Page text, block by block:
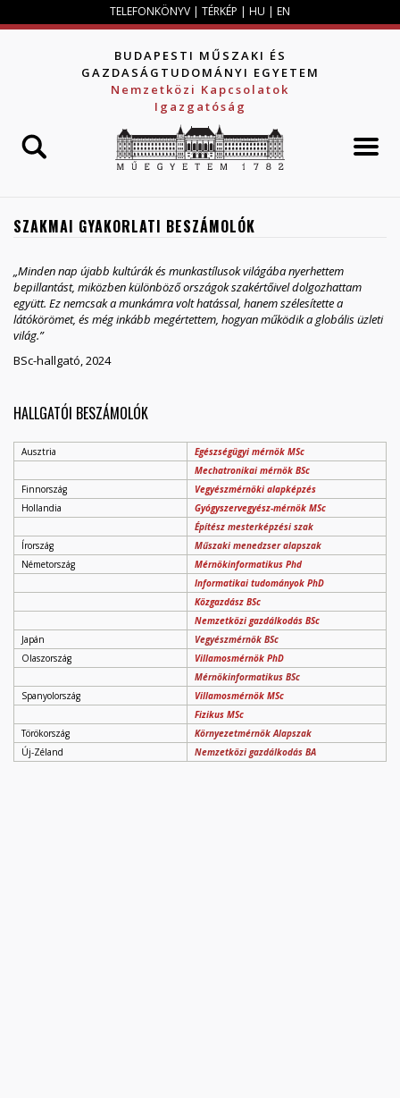
Jump to navigation
TELEFONKÖNYV | TÉRKÉP | HU | EN
BUDAPESTI MŰSZAKI ÉS
GAZDASÁGTUDOMÁNYI EGYETEM
Nemzetközi Kapcsolatok
Igazgatóság
SZAKMAI GYAKORLATI BESZÁMOLÓK
„Minden nap újabb kultúrák és munkastílusok világába nyerhettem
bepillantást, miközben különböző országok szakértőivel dolgozhattam
együtt. Ez nemcsak a munkámra volt hatással, hanem szélesítette a
látókörömet, és még inkább megértettem, hogyan működik a globális üzleti
világ.”
BSc-hallgató, 2024
HALLGATÓI BESZÁMOLÓK
Ausztria
Egészségügyi mérnök MSc
Mechatronikai mérnök BSc
Finnország
Vegyészmérnöki alapképzés
Hollandia
Gyógyszervegyész-mérnök MSc
Építész mesterképzési szak
Írország
Műszaki menedzser alapszak
Németország
Mérnökinformatikus Phd
Informatikai tudományok PhD
Közgazdász BSc
Nemzetközi gazdálkodás BSc
Japán
Vegyészmérnök BSc
Olaszország
Villamosmérnök PhD
Mérnökinformatikus BSc
Spanyolország
Villamosmérnök MSc
Fizikus MSc
Törökország
Környezetmérnök Alapszak
Új-Zéland
Nemzetközi gazdálkodás BA